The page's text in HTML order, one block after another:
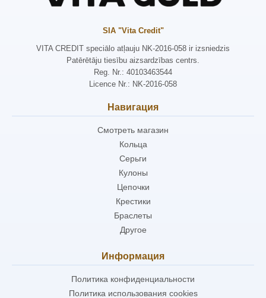
SIA "Vita Credit"
VITA CREDIT speciālo atļauju NK-2016-058 ir izsniedzis
Patērētāju tiesību aizsardzības centrs.
Reg. Nr.: 40103463544
Licence Nr.: NK-2016-058
Навигация
Смотреть магазин
Кольца
Серьги
Кулоны
Цепочки
Крестики
Браслеты
Другое
Информация
Политика конфиденциальности
Политика использования cookies